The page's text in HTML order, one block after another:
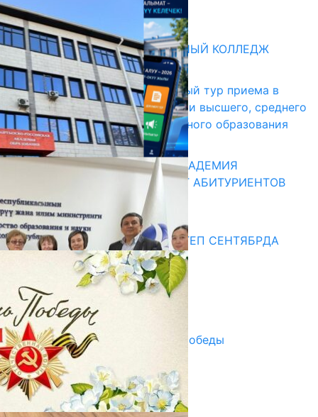
31.07.2026
Абитуриент
БИШКЕКСКИЙ УНИВЕРСАЛЬНЫЙ КОЛЛЕДЖ
17.07.2026
В Кыргызстане начался первый тур приема в
образовательные организации высшего, среднего
и начального профессионального образования
13.07.2026
КЫРГЫЗКО-РОССИЙСКАЯ АКАДЕМИЯ
ОБРАЗОВАНИЯ ПРИГЛАШАЕТ АБИТУРИЕНТОВ
10.07.2026
Медиа
СУЗАКТА 750 ОРУНДУУ МЕКТЕП СЕНТЯБРДА
ПАЙДАЛАНУУГА БЕРИЛЕТ
07.08.2025
Улуу Жеңиштин жандуу сөзү
29.04.2025
Награды в преддверии Дня Победы
29.04.2025